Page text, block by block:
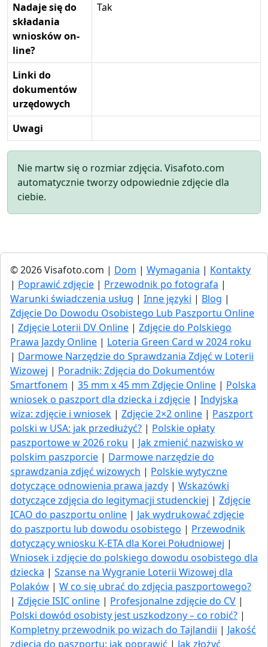
Nadaje się do
składania
wniosków on-
line?
Tak
Linki do
dokumentów
urzędowych
Uwagi
Nie martw się o rozmiar zdjęcia. Visafoto.com
automatycznie tworzy odpowiednie zdjęcie dla
ciebie.
© 2026 Visafoto.com | Dom | Wymagania | Kontakty
| Poprawić zdjęcie | Przewodnik po fotografa |
Warunki świadczenia usług | Inne języki | Blog |
Zdjęcie Do Dowodu Osobistego Lub Paszportu Online
| Zdjęcie Loterii DV Online | Zdjęcie do Polskiego
Prawa Jazdy Online | Loteria Green Card w 2024 roku
| Darmowe Narzędzie do Sprawdzania Zdjęć w Loterii
Wizowej | Poradnik: Zdjęcia do Dokumentów
Smartfonem | 35 mm x 45 mm Zdjęcie Online | Polska
wniosek o paszport dla dziecka i zdjęcie | Indyjska
wiza: zdjęcie i wniosek | Zdjęcie 2×2 online | Paszport
polski w USA: jak przedłużyć​? | Polskie opłaty
paszportowe w 2026 roku | Jak zmienić nazwisko w
polskim paszporcie | Darmowe narzędzie do
sprawdzania zdjęć wizowych | Polskie wytyczne
dotyczące odnowienia prawa jazdy | Wskazówki
dotyczące zdjęcia do legitymacji studenckiej | Zdjęcie
ICAO do paszportu online | Jak wydrukować zdjęcie
do paszportu lub dowodu osobistego | Przewodnik
dotyczący wniosku K-ETA dla Korei Południowej |
Wniosek i zdjęcie do polskiego dowodu osobistego dla
dziecka | Szanse na Wygranie Loterii Wizowej dla
Polaków | W co się ubrać do zdjęcia paszportowego?
| Zdjęcie ISIC online | Profesjonalne zdjęcie do CV |
Polski dowód osobisty jest uszkodzony – co robić? |
Kompletny przewodnik po wizach do Tajlandii | Jakość
zdjęcia do paszportu: jak poprawić | Jak złożyć